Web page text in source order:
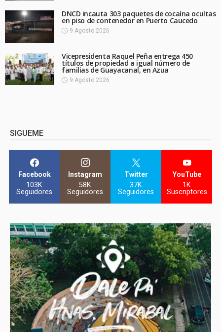
DNCD incauta 303 paquetes de cocaína ocultas
en piso de contenedor en Puerto Caucedo
9 Agosto 2026
Vicepresidenta Raquel Peña entrega 450
títulos de propiedad a igual número de
familias de Guayacanal, en Azua
9 Agosto 2026
SIGUEME
Facebook
103K
Seguidores
Instagram
58K
Seguidores
Twitter
37K
Seguidores
YouTube
1K
Suscriptores